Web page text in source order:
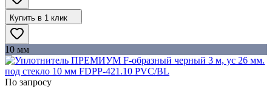
Купить в 1 клик
10 мм
По запросу